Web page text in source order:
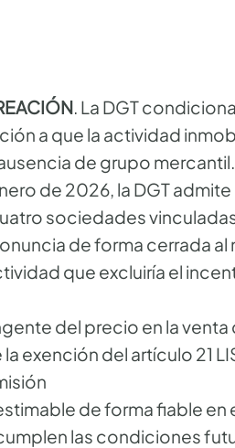
. La DGT
a que la actividad
de grupo mercantil.
de 2026, la DGT admite
sociedades
de forma cerrada
que excluiría el
del precio en la venta
exención del artículo 21
de forma fiable
las condiciones